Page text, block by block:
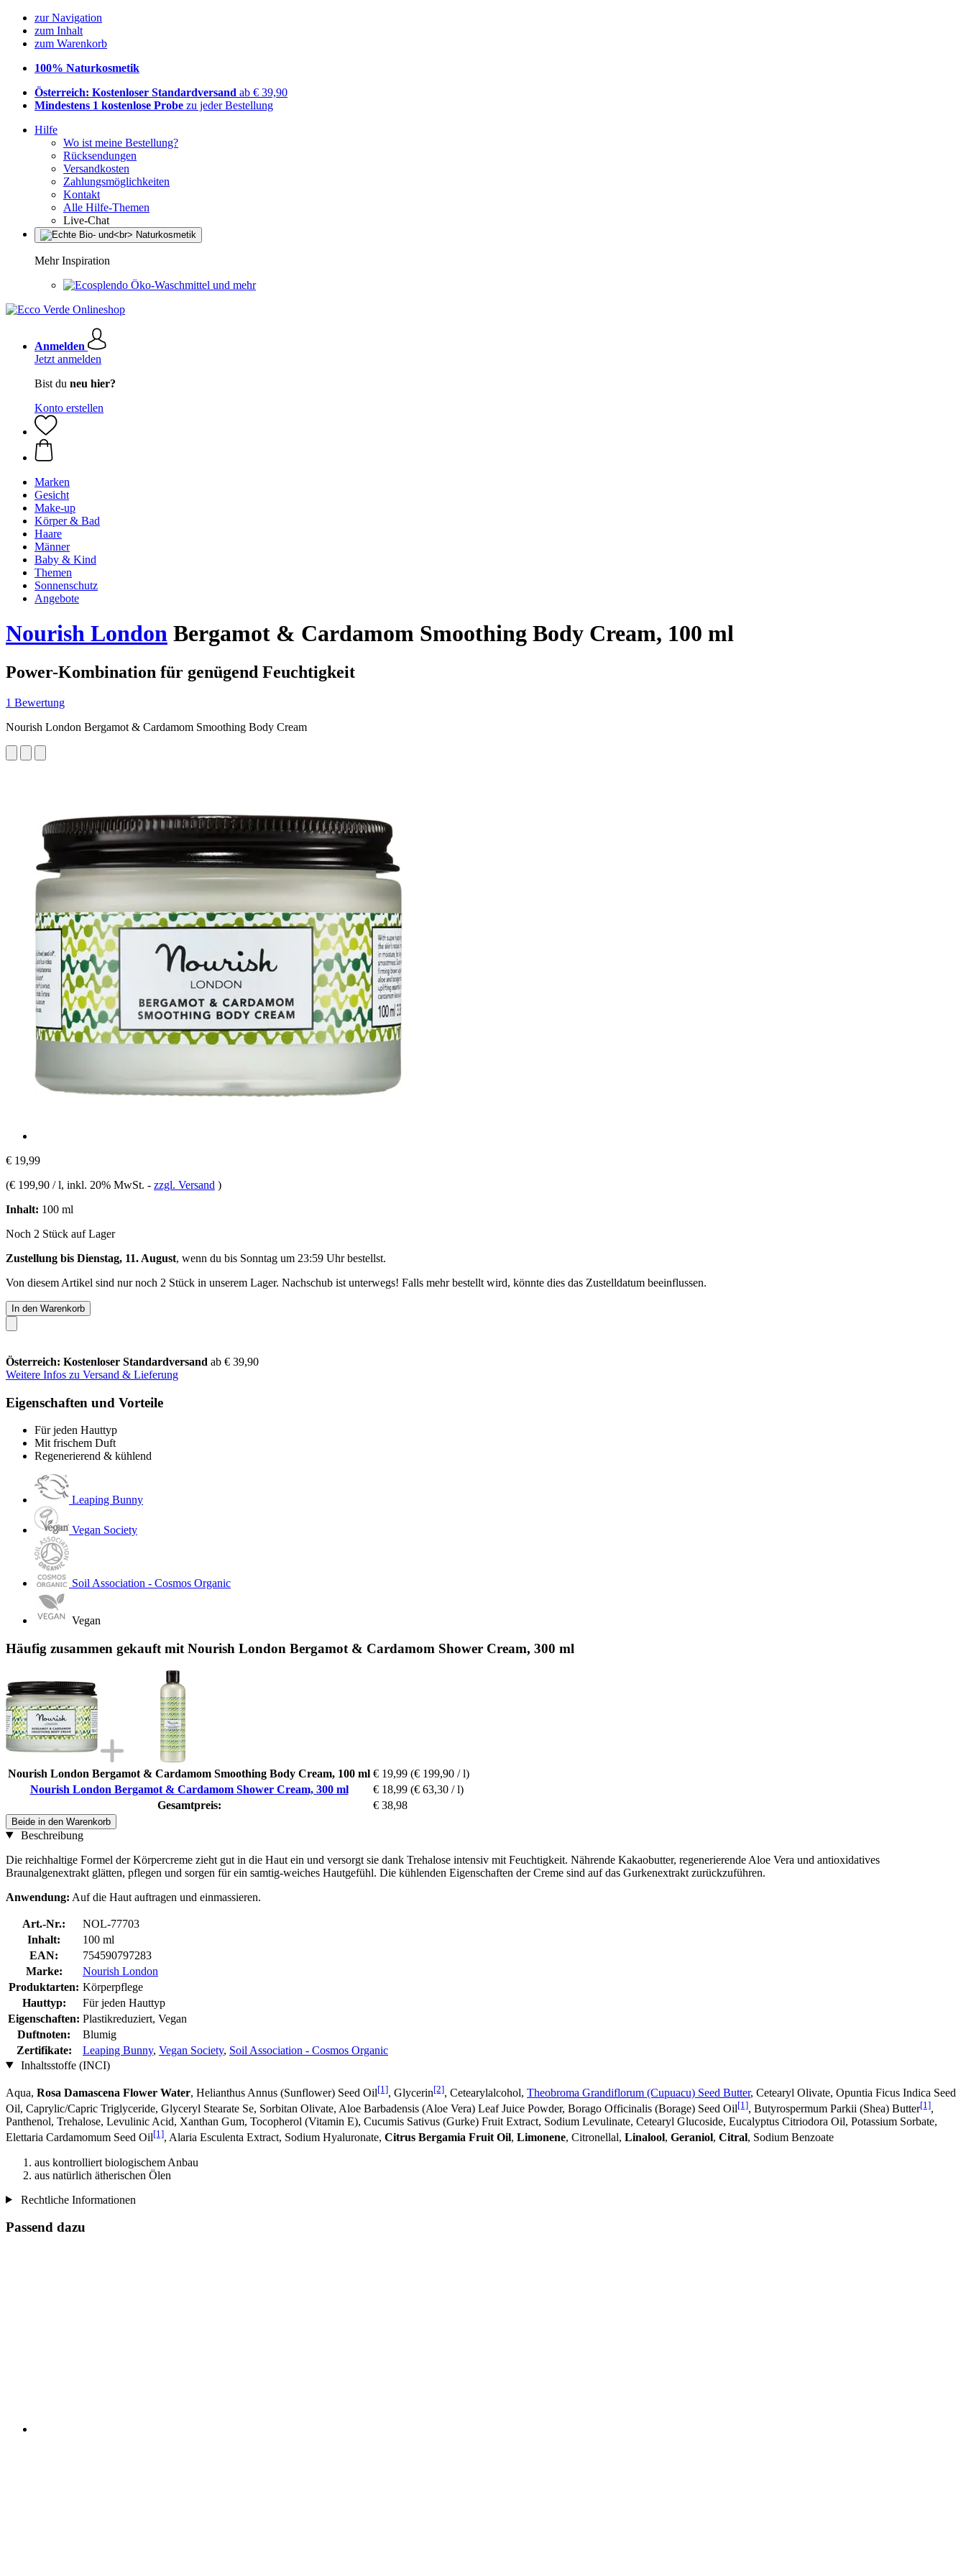
zur Navigation
zum Inhalt
zum Warenkorb
100% Naturkosmetik
Österreich: Kostenloser Standardversand ab € 39,90
Mindestens 1 kostenlose Probe zu jeder Bestellung
Hilfe
Wo ist meine Bestellung?
Rücksendungen
Versandkosten
Zahlungsmöglichkeiten
Kontakt
Alle Hilfe-Themen
Live-Chat
Mehr Inspiration
Öko-Waschmittel und mehr
Anmelden
Jetzt anmelden
Bist du neu hier?
Konto erstellen
Marken
Gesicht
Make-up
Körper & Bad
Haare
Männer
Baby & Kind
Themen
Sonnenschutz
Angebote
Nourish London Bergamot & Cardamom Smoothing Body Cream, 100 ml
Power-Kombination für genügend Feuchtigkeit
1 Bewertung
Nourish London Bergamot & Cardamom Smoothing Body Cream
€ 19,99
(€ 199,90 / l, inkl. 20% MwSt. - zzgl. Versand )
Inhalt: 100 ml
Noch 2 Stück auf Lager
Zustellung bis Dienstag, 11. August, wenn du bis Sonntag um 23:59 Uhrbestellst.
Von diesem Artikel sind nur noch 2 Stück in unserem Lager. Nachschub ist unterwegs! Falls mehr bestellt wird, könnte dies das Zustelldatum beeinflussen.
In den Warenkorb
Österreich: Kostenloser Standardversand ab € 39,90
Weitere Infos zu Versand & Lieferung
Eigenschaften und Vorteile
Für jeden Hauttyp
Mit frischem Duft
Regenerierend & kühlend
Leaping Bunny
Vegan Society
Soil Association - Cosmos Organic
Vegan
Häufig zusammen gekauft mit Nourish London Bergamot & Cardamom Shower Cream, 300 ml
Nourish London Bergamot & Cardamom Smoothing Body Cream, 100 ml € 19,99 (€ 199,90 / l)
Nourish London Bergamot & Cardamom Shower Cream, 300 ml
€ 18,99 (€ 63,30 / l)
Gesamtpreis:
€ 38,98
Beide in den Warenkorb
Beschreibung
Die reichhaltige Formel der Körpercreme zieht gut in die Haut ein und versorgt sie dank Trehalose intensiv mit Feuchtigkeit. Nährende Kakaobutter, regenerierende Aloe Vera und antioxidatives
Braunalgenextrakt glätten, pflegen und sorgen für ein samtig-weiches Hautgefühl. Die kühlenden Eigenschaften der Creme sind auf das Gurkenextrakt zurückzuführen.
Anwendung: Auf die Haut auftragen und einmassieren.
Art.-Nr.:
NOL-77703
Inhalt:
100 ml
EAN:
754590797283
Marke:
Nourish London
Produktarten: Körperpflege
Hauttyp:
Für jeden Hauttyp
Eigenschaften: Plastikreduziert, Vegan
Duftnoten:
Blumig
Zertifikate:
Leaping Bunny, Vegan Society, Soil Association - Cosmos Organic
Inhaltsstoffe (INCI)
Aqua, Rosa Damascena Flower Water, Helianthus Annus (Sunflower) Seed Oil[1], Glycerin[2], Cetearylalcohol, Theobroma Grandiflorum (Cupuacu) Seed Butter, Cetearyl Olivate, Opuntia Ficus Indica Seed
Oil, Caprylic/Capric Triglyceride, Glyceryl Stearate Se, Sorbitan Olivate, Aloe Barbadensis (Aloe Vera) Leaf Juice Powder, Borago Officinalis (Borage) Seed Oil[1], Butyrospermum Parkii (Shea) Butter[1],
Panthenol, Trehalose, Levulinic Acid, Xanthan Gum, Tocopherol (Vitamin E), Cucumis Sativus (Gurke) Fruit Extract, Sodium Levulinate, Cetearyl Glucoside, Eucalyptus Citriodora Oil, Potassium Sorbate,
Elettaria Cardamomum Seed Oil[1], Alaria Esculenta Extract, Sodium Hyaluronate, Citrus Bergamia Fruit Oil, Limonene, Citronellal, Linalool, Geraniol, Citral, Sodium Benzoate
aus kontrolliert biologischem Anbau
aus natürlich ätherischen Ölen
Rechtliche Informationen
Passend dazu